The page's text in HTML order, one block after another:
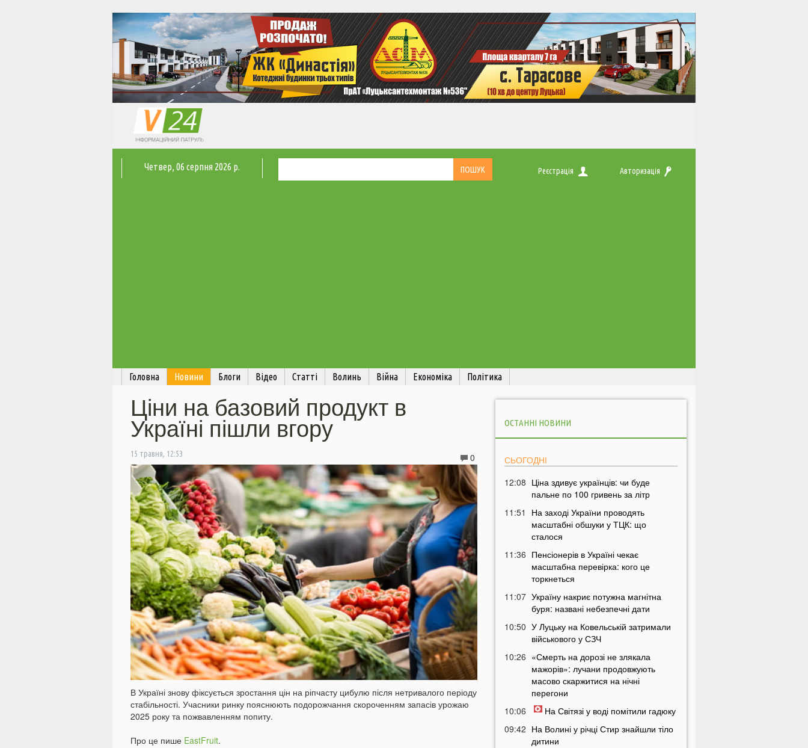
Четвер, 06 серпня 2026 р. Реєстрація Авторизація
Головна Новини Блоги Відео Статті Волинь Війна Економіка Політика
Ціни на базовий продукт в
Україні пішли вгору
15 травня, 12:53 0
В Україні знову фіксується зростання цін на ріпчасту цибулю після нетривалого періоду
стабільності. Учасники ринку пояснюють подорожчання скороченням запасів урожаю
2025 року та пожвавленням попиту.
Про це пише EastFruit.
ОСТАННІ НОВИНИ
СЬОГОДНІ
12:08 Ціна здивує українців: чи буде
пальне по 100 гривень за літр
11:51
На заході України проводять
масштабні обшуки у ТЦК: що
сталося
11:36 Пенсіонерів в Україні чекає
масштабна перевірка: кого це
торкнеться
11:07 Україну накриє потужна магнітна
буря: названі небезпечні дати
10:50 У Луцьку на Ковельській затримали
військового у СЗЧ
10:26 «Смерть на дорозі не злякала
мажорів»: лучани продовжують
масово скаржитися на нічні
перегони
10:06
На Світязі у воді помітили гадюку
09:42 На Волині у річці Стир знайшли тіло
дитини